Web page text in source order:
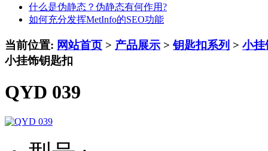
什么是伪静态？伪静态有何作用?
如何充分发挥MetInfo的SEO功能
当前位置: 网站首页 > 产品展示 >钥匙扣系列 > 小挂
小挂饰钥匙扣
QYD 039